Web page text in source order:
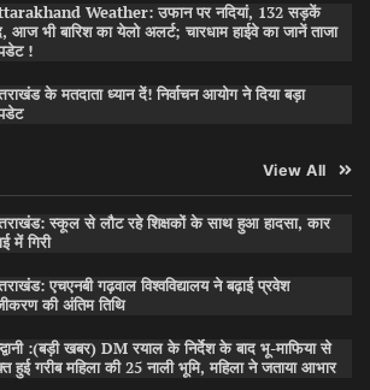
Weather: उफान पर नदियां, 132 सड़कें
आज भी बारिश का येलो अलर्ट; चारधाम हाईवे का जानें ताजा
!
के मतदाता ध्यान दें! निर्वाचन आयोग ने दिया बड़ा
View All
स्कूल से लौट रहे शिक्षकों के साथ हुआ हादसा, कार
में गिरी
एचएनबी गढ़वाल विश्वविद्यालय ने बढ़ाई प्रवेश
की अंतिम तिथि
:(बड़ी खबर) DM रयाल के निर्देश के बाद भू-माफिया से
हुई गरीब महिला की 25 नाली भूमि, महिला ने जताया आभार